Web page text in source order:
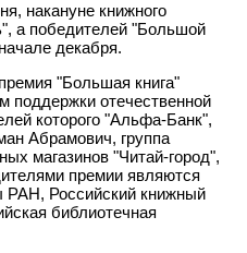
накануне книжного
а победителей "Большой
декабря.
"Большая книга"
поддержки отечественной
которого "Альфа-Банк",
Абрамович, группа
магазинов "Читай-город",
премии являются
РАН, Российский книжный
библиотечная